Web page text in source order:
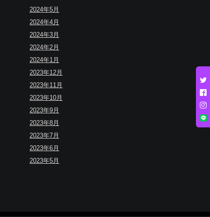
2024年5月
2024年4月
2024年3月
2024年2月
2024年1月
2023年12月
2023年11月
2023年10月
2023年9月
2023年8月
2023年7月
2023年6月
2023年5月